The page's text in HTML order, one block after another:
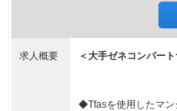
求人概要 ＜大手ゼネコンパー
◆Tfasを使用したマン